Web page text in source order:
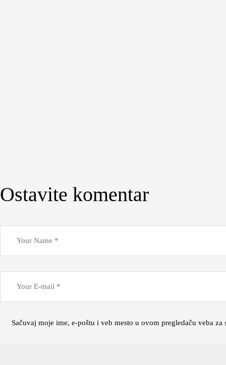
Ostavite komentar
Sačuvaj moje ime, e-poštu i veb mesto u ovom pregledaču veba za